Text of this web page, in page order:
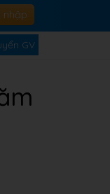
GV